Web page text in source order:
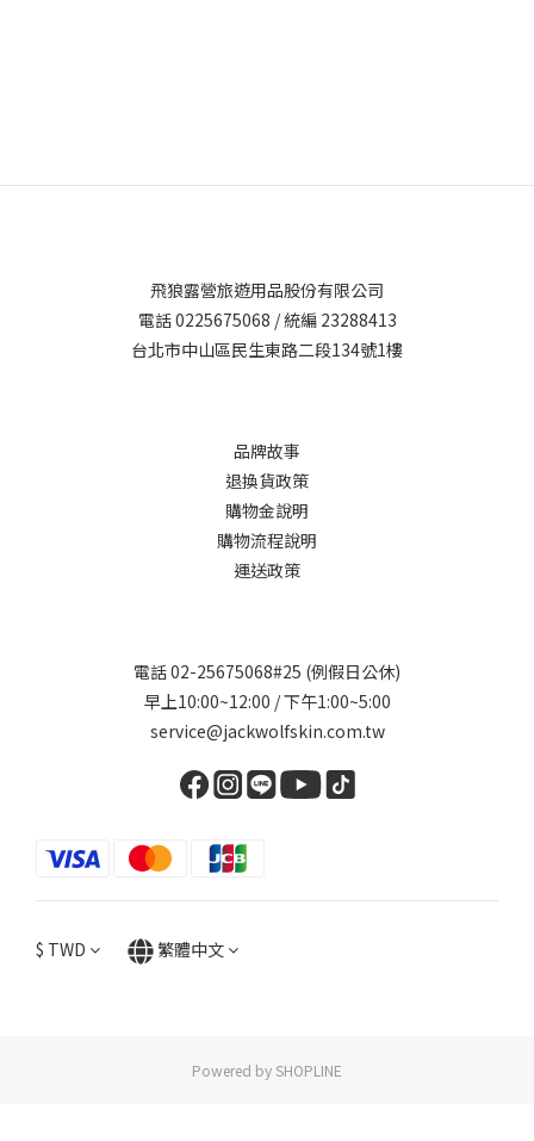
飛狼露營旅遊用品股份有限公司
電話 0225675068 / 統編 23288413
台北市中山區民生東路二段134號1樓
品牌故事
退換貨政策
購物金說明
購物流程說明
運送政策
電話 02-25675068#25 (例假日公休)
早上10:00~12:00 / 下午1:00~5:00
service@jackwolfskin.com.tw
$ TWD 繁體中文
Powered by SHOPLINE